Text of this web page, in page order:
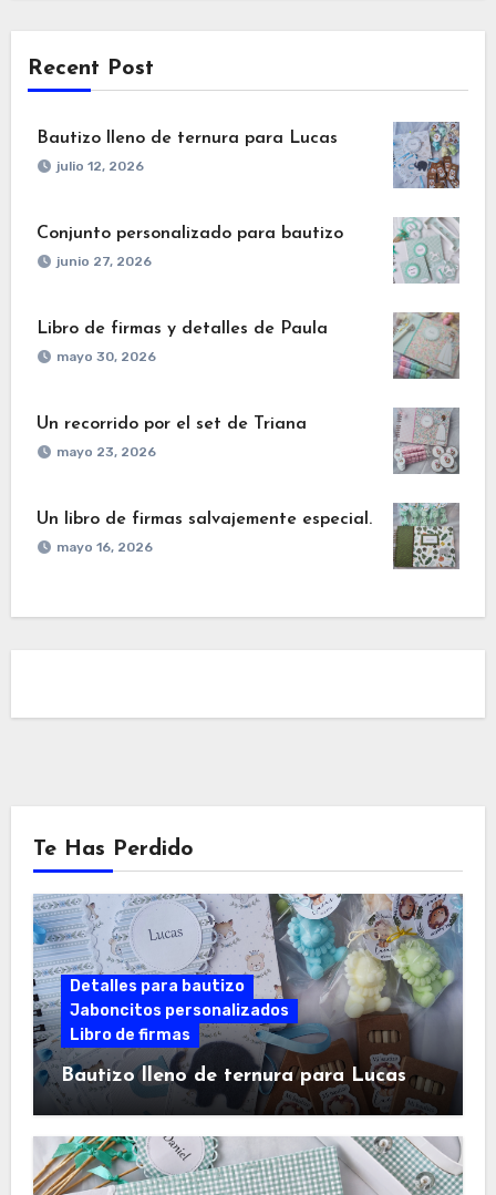
Recent Post
Bautizo lleno de ternura para Lucas
julio 12, 2026
Conjunto personalizado para bautizo
junio 27, 2026
Libro de firmas y detalles de Paula
mayo 30, 2026
Un recorrido por el set de Triana
mayo 23, 2026
Un libro de firmas salvajemente especial.
mayo 16, 2026
Te Has Perdido
Detalles para bautizo
Jaboncitos personalizados
Libro de firmas
Bautizo lleno de ternura para Lucas